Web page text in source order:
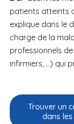
patients atteints
explique dans le
charge de la
professionnels
infirmiers, …) qui
Trouver un
dans